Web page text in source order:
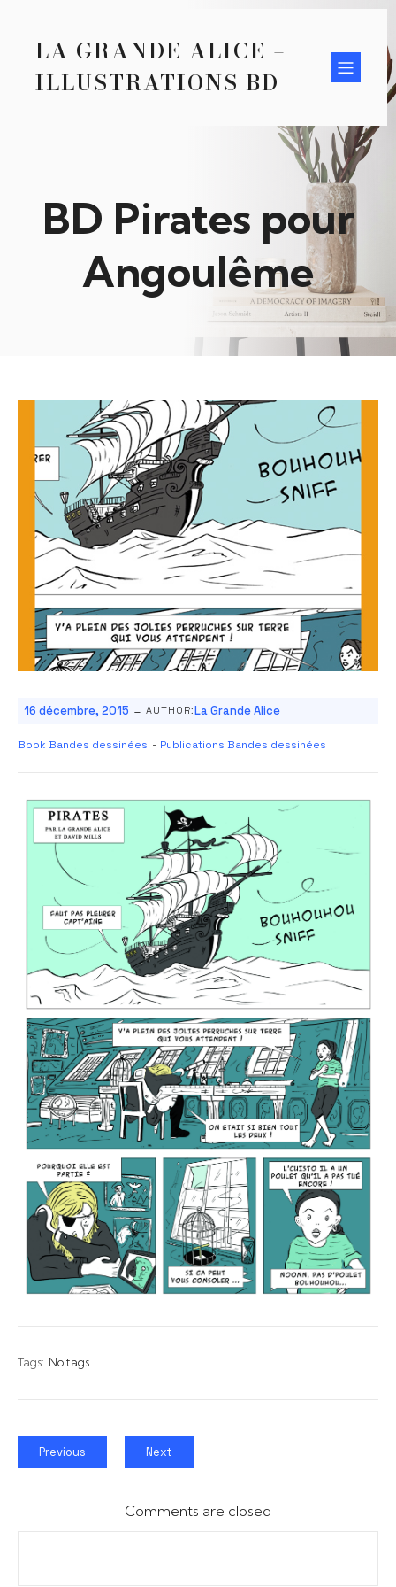
LA GRANDE ALICE –
ILLUSTRATIONS BD
BD Pirates pour
Angoulême
16 décembre, 2015 - AUTHOR:La Grande Alice
Book Bandes dessinées - Publications Bandes dessinées
Tags: No tags
Previous Next
Comments are closed